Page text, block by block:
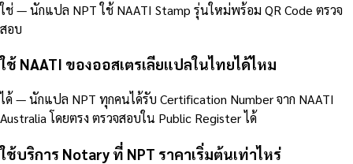
ใช่ — นักแปล NPT ใช้ NAATI Stamp รุ่นใหม่พร้อม QR Code ตรวจ
สอบ
ใช้ NAATI ของออสเตรเลียแปลในไทยได้ไหม
ได้ — นักแปล NPT ทุกคนได้รับ Certification Number จาก NAATI
Australia โดยตรง ตรวจสอบใน Public Register ได้
ใช้บริการ Notary ที่ NPT ราคาเริ่มต้นเท่าไหร่